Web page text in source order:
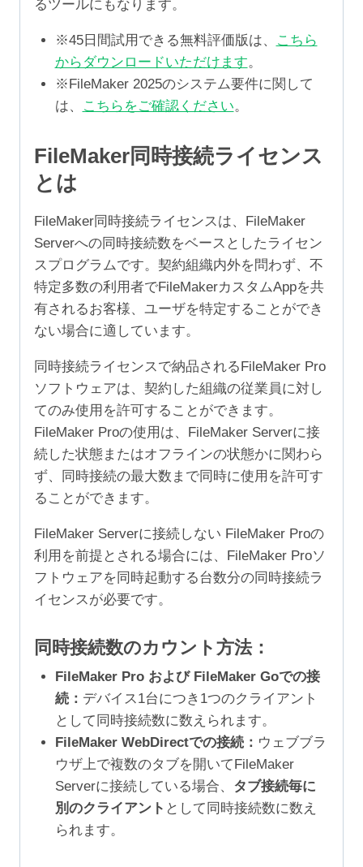
るツールにもなります。
※45日間試用できる無料評価版は、
こちら
からダウンロードいただけます。
※FileMaker 2025のシステム要件に関して
は、
こちらをご確認ください。
FileMaker同時接続ライセンス
とは
FileMaker同時接続ライセンスは、FileMaker
Serverへの同時接続数をベースとしたライセン
スプログラムです。契約組織内外を問わず、不
特定多数の利用者でFileMakerカスタムAppを共
有されるお客様、ユーザを特定することができ
ない場合に適しています。
同時接続ライセンスで納品されるFileMaker Pro
ソフトウェアは、契約した組織の従業員に対し
てのみ使用を許可することができます。
FileMaker Proの使用は、FileMaker Serverに接
続した状態またはオフラインの状態かに関わら
ず、同時接続の最大数まで同時に使用を許可す
ることができます。
FileMaker Serverに接続しない FileMaker Proの
利用を前提とされる場合には、FileMaker Proソ
フトウェアを同時起動する台数分の同時接続ラ
イセンスが必要です。
同時接続数のカウント方法：
FileMaker Pro および FileMaker Goでの接
続： デバイス1台につき1つのクライアント
として同時接続数に数えられます。
FileMaker WebDirectでの接続： ウェブブラ
ウザ上で複数のタブを開いてFileMaker
Serverに接続している場合、 タブ接続毎に
別のクライアント として同時接続数に数え
られます。